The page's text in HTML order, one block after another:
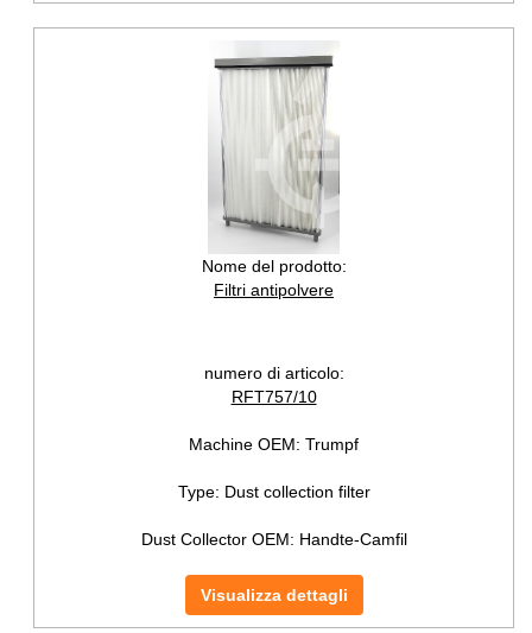
Nome del prodotto:
Filtri antipolvere
numero di articolo:
RFT757/10
Machine OEM: Trumpf
Type: Dust collection filter
Dust Collector OEM: Handte-Camfil
Visualizza dettagli